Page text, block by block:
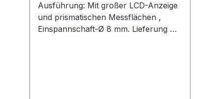
Ausführung: Mit großer LCD-Anzeige
und prismatischen Messflächen ,
Einspannschaft-Ø 8 mm. Lieferung mit